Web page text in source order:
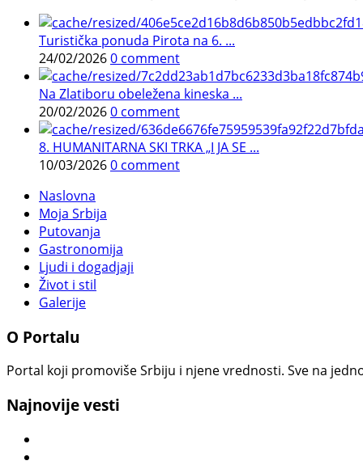
Turistička ponuda Pirota na 6. ...
24/02/20260 comment
Na Zlatiboru obeležena kineska ...
20/02/20260 comment
8. HUMANITARNA SKI TRKA „I JA SE ...
10/03/20260 comment
Naslovna
Moja Srbija
Putovanja
Gastronomija
Ljudi i dogadjaji
Život i stil
Galerije
O Portalu
Portal koji promoviše Srbiju i njene vrednosti. Sve na
Najnovije vesti